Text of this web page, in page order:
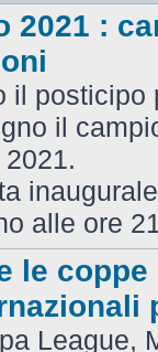
2021 :
il posticipo
il
2021.
alle ore
le
League,